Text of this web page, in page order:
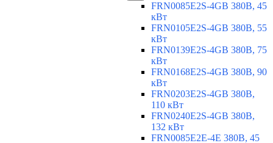
FRN0085E2S-4GB 380В, 45
кВт
FRN0105E2S-4GB 380В, 55
кВт
FRN0139E2S-4GB 380В, 75
кВт
FRN0168E2S-4GB 380В, 90
кВт
FRN0203E2S-4GB 380В,
110 кВт
FRN0240E2S-4GB 380В,
132 кВт
FRN0085E2E-4E 380В, 45